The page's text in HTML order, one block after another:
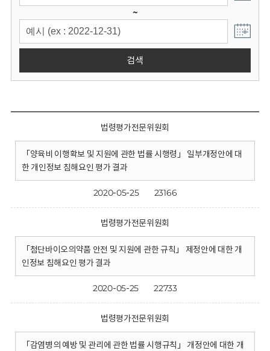
~
검색
법령평가전문위원회
「양육비 이행확보 및 지원에 관한 법률 시행령」 일부개정안에 대
한 개인정보 침해요인 평가 결과
2020-05-25 23166
법령평가전문위원회
「첨단바이오의약품 안전 및 지원에 관한 규칙」 제정안에 대한 개
인정보 침해요인 평가 결과
2020-05-25 22733
법령평가전문위원회
「감염병의 예방 및 관리에 관한 법률 시행규칙」 개정안에 대한 개